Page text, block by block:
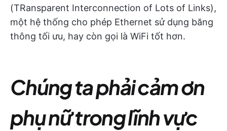
(TRansparent Interconnection of Lots of Links),
một hệ thống cho phép Ethernet sử dụng băng
thông tối ưu, hay còn gọi là WiFi tốt hơn.
Chúng ta phải cảm ơn
phụ nữ trong lĩnh vực